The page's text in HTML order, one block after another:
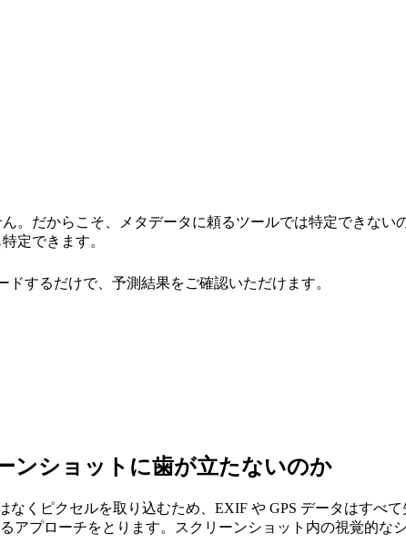
。だからこそ、メタデータに頼るツールでは特定できない
定できます。
するだけで、予測結果をご確認いただけます。
ンショットに歯が立たないのか
くピクセルを取り込むため、EXIF や GPS データはすべ
アプローチをとります。スクリーンショット内の視覚的